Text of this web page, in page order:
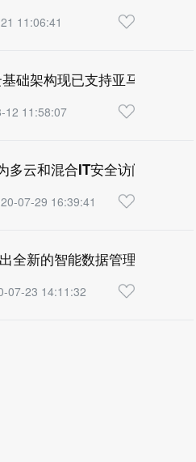
11:06:41
础架构现已支持亚马逊云服
12 11:58:07
多云和混合IT安全访问提供全
07-29 16:39:41
全新的智能数据管理产品组
07-23 14:11:32